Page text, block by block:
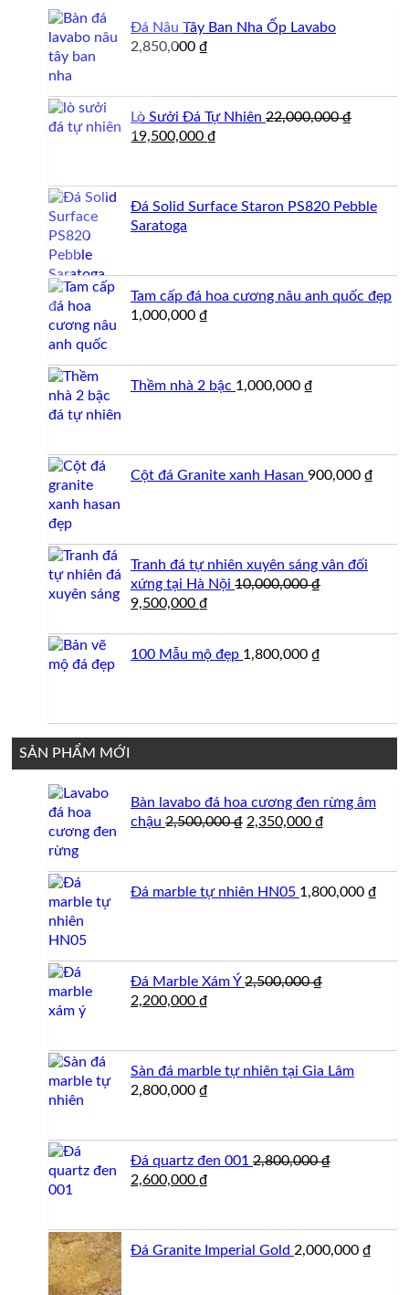
Đá Nâu Tây Ban Nha Ốp Lavabo
2,850,000 ₫
Lò Sưởi Đá Tự Nhiên 22,000,000₫
Giá
19,500,000 ₫
19,500,000 ₫.
Đá Solid Surface Staron PS820 Pebble
Saratoga
Tam cấp đá hoa cương nâu anh quốc đẹp
1,000,000 ₫
Thềm nhà 2 bậc 1,000,000 ₫
Cột đá Granite xanh Hasan 900,000 ₫
Tranh đá tự nhiên xuyên sáng vân đối
xứng tại Hà Nội 10,000,000₫
Giá
10,000,000 ₫.
9,500,000 ₫
là:
100 Mẫu mộ đẹp 1,800,000 ₫
SẢN PHẨM MỚI
Bàn lavabo đá hoa cương đen rừng âm
chậu 2,500,000₫ Giá
2,350,000 ₫
2,350,000 ₫.
Đá marble tự nhiên HN05 1,800,000 ₫
Đá Marble Xám Ý 2,500,000₫
Giá
2,200,000 ₫
2,200,000 ₫.
Sàn đá marble tự nhiên tại Gia Lâm
2,800,000 ₫
Đá quartz đen 001 2,800,000₫
Giá
2,600,000 ₫
2,600,000 ₫.
Đá Granite Imperial Gold 2,000,000 ₫